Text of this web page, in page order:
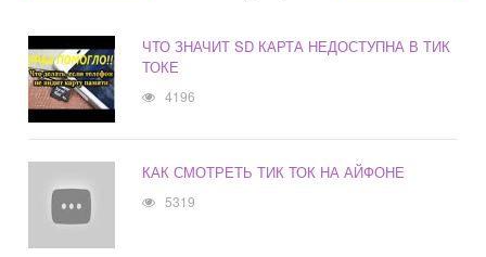
ЧТО ЗНАЧИТ SD КАРТА НЕДОСТУПНА В ТИК
ТОКЕ
4196
КАК СМОТРЕТЬ ТИК ТОК НА АЙФОНЕ
5319